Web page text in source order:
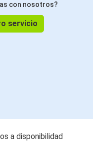
con nosotros?
servicio
a disponibilidad